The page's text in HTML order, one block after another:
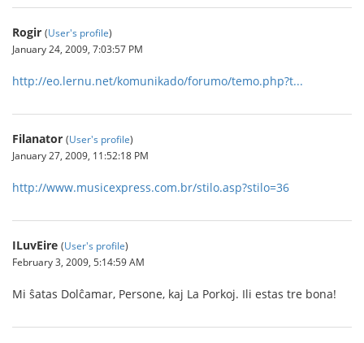
Rogir (User's profile)
January 24, 2009, 7:03:57 PM
http://eo.lernu.net/komunikado/forumo/temo.php?t...
Filanator (User's profile)
January 27, 2009, 11:52:18 PM
http://www.musicexpress.com.br/stilo.asp?stilo=36
ILuvEire (User's profile)
February 3, 2009, 5:14:59 AM
Mi ŝatas Dolĉamar, Persone, kaj La Porkoj. Ili estas tre bona!